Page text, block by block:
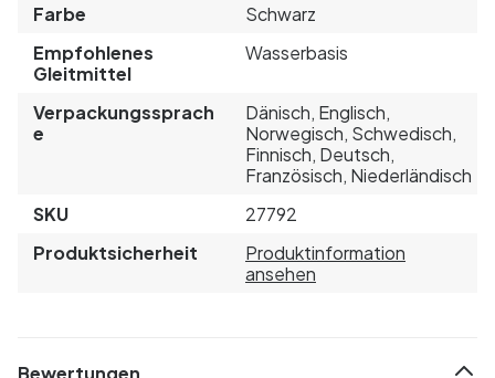
Farbe
Schwarz
Empfohlenes
Gleitmittel
Wasserbasis
Verpackungssprach
e
Dänisch, Englisch,
Norwegisch, Schwedisch,
Finnisch, Deutsch,
Französisch, Niederländisch
SKU
27792
Produktsicherheit
Produktinformation
ansehen